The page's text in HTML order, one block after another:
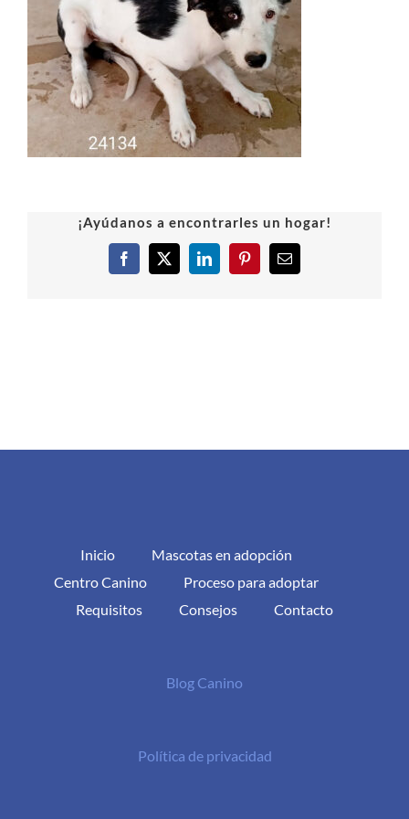
¡Ayúdanos a encontrarles un hogar!
Facebook
X LinkedInPinterestCorreo
Inicio
Mascotas en adopción
Centro Canino
Proceso para adoptar
Requisitos
Consejos Contacto
Blog Canino
Política de privacidad